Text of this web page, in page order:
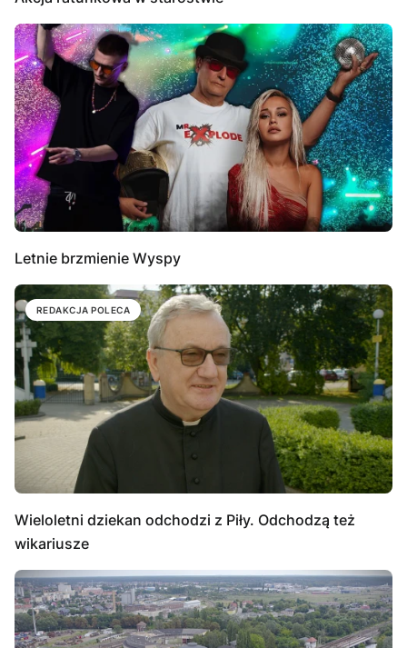
Letnie brzmienie Wyspy
REDAKCJA POLECA
Wieloletni dziekan odchodzi z Piły. Odchodzą też
wikariusze